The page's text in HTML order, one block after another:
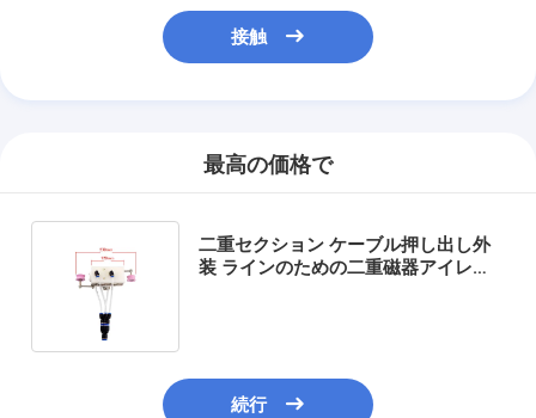
接触
最高の価格で
二重セクション ケーブル押し出し外
装 ラインのための二重磁器アイレッ
続行